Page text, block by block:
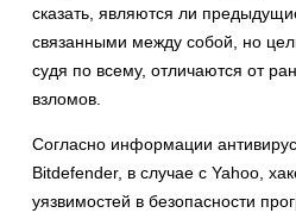
сказать, являются ли
связанными между собой, но
судя по всему, отличаются от
взломов.
Согласно информации
Bitdefender, в случае с Yahoo,
уязвимостей в безопасности